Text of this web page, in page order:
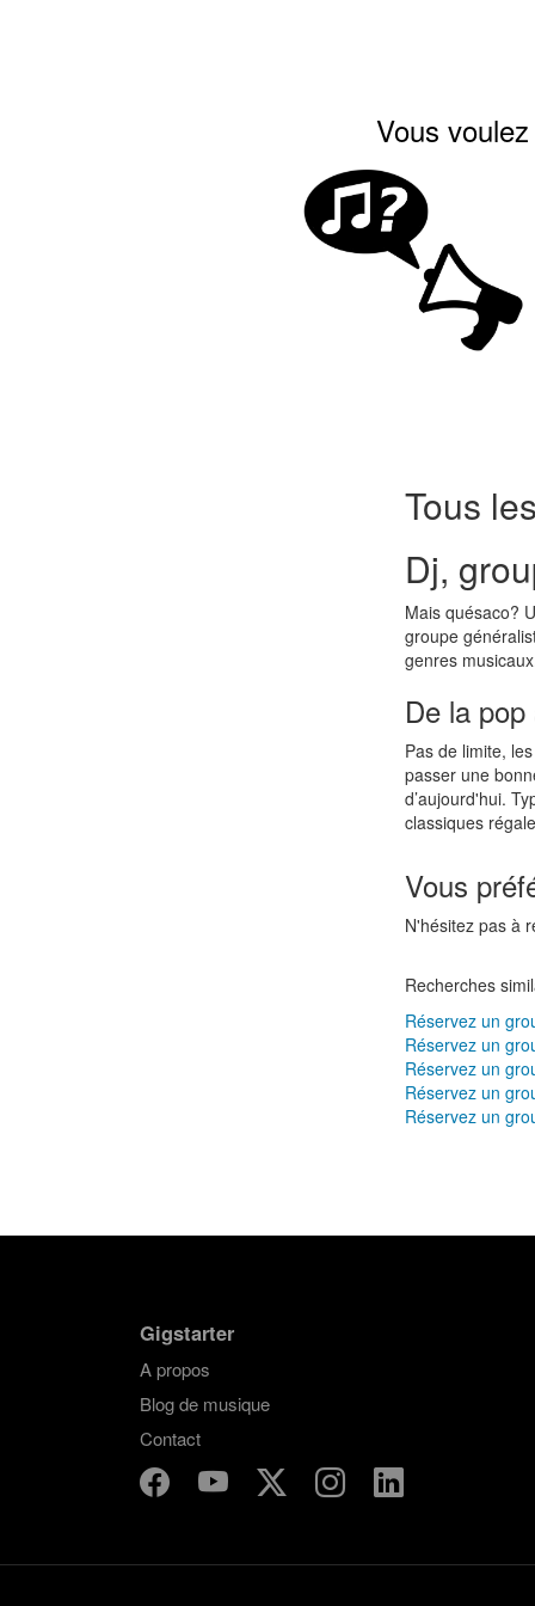
Vous
Tous
Dj,
Mais quésaco?
groupe
genres
De la
Pas de limite,
passer une
d’aujourd'hui.
classiques
Vous
N'hésitez pas à
Recherches
Réservez un
Réservez un
Réservez un
Réservez un
Réservez un
Gigstarter
A propos
Blog de musique
Contact